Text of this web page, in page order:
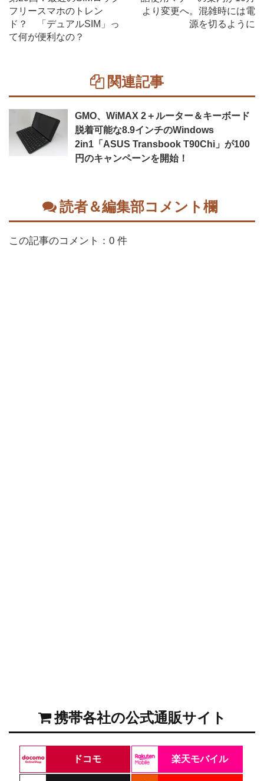
フリースマホのトレン
ド？ 「デュアルSIM」っ
て何が便利なの？
より変更へ。混雑時には電
源を切るように
関連記事
GMO、WiMAX 2＋ルーター＆キーボード
脱着可能な8.9インチのWindows
2in1「ASUS Transbook T90Chi」が100
円のキャンペーンを開始！
読者＆編集部コメント欄
この記事のコメント：0 件
携帯各社の公式通販サイト
ドコモ 楽天モバイル